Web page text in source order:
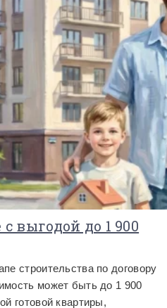
выгодой до 1 900
строительства по договору
может быть до 1 900
готовой квартиры,